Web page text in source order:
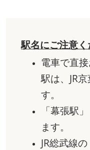
駅名にご注意
電車で直
駅は、JR
す。
「幕張駅
ます。
JR総武線